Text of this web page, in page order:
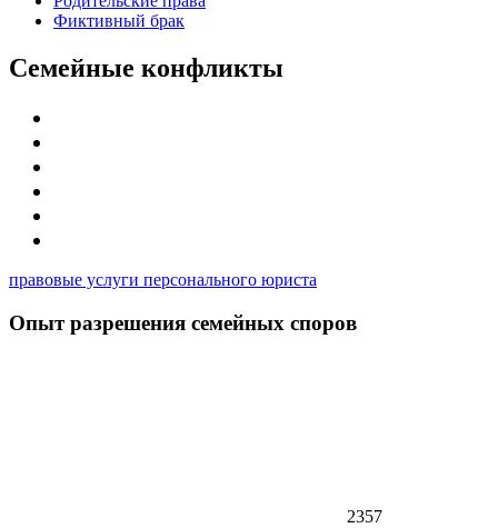
Фиктивный брак
Семейные конфликты
правовые услуги персонального юриста
Опыт разрешения семейных споров
2357